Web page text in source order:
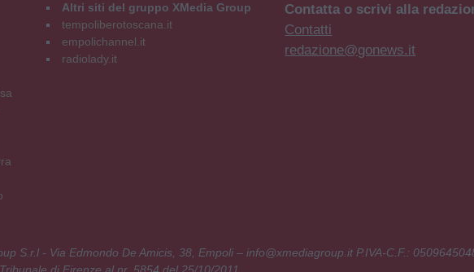
Altri siti del gruppo XMedia Group
tempoliberotoscana.it
empolichannel.it
radiolady.it
Contatta o scrivi alla
Contatti
redazione@gonews.it
S.r.l - Via Edmondo De Amicis, 38, Empoli – info@xmediagroup.it P.IVA-C.F.: